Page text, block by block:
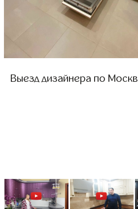
Выезд дизайнера по